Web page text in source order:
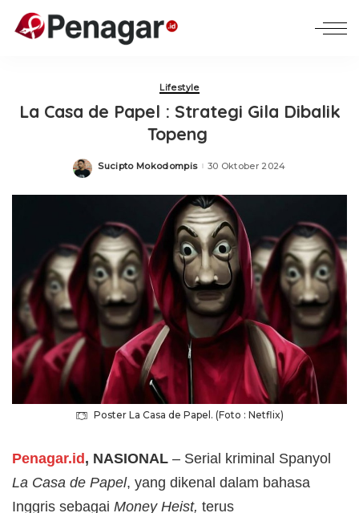
Lifestyle
La Casa de Papel : Strategi Gila Dibalik
Topeng
Posted
Sucipto Mokodompis 30 Oktober 2024
Poster La Casa de Papel. (Foto : Netflix)
Penagar.id , NASIONAL – Serial kriminal Spanyol
La Casa de Papel, yang dikenal dalam bahasa
Inggris sebagai Money Heist, terus